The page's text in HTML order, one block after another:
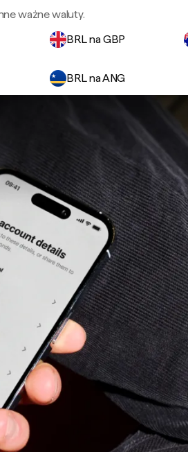
ważne waluty.
BRL na GBP
BRL na ANG